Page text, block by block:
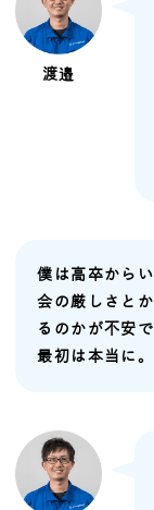
渡邉
僕は高卒から
会の厳しさと
るのかが不安で
最初は本当に。